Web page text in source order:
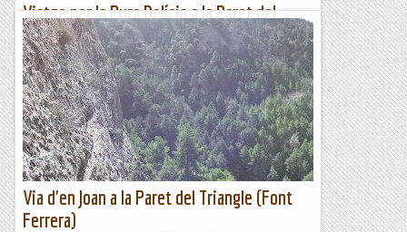
Viatge per la Pura Delícia a la Paret del
Devessó.
Qui més, qui menys, segur que aquests dies ha fet, està fent
o farà algun viatge. Jo també. He fet el Viatge per la Pura
Delícia a Malanyeu, que després de les darreres...
Romàntic Guerrer
Via d'en Joan a la Paret del Triangle (Font
Ferrera)